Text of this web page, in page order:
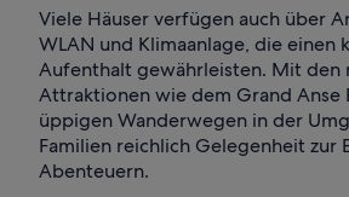
Viele Häuser verfügen auch über
WLAN und Klimaanlage, die einen
Aufenthalt gewährleisten. Mit den
Attraktionen wie dem Grand Anse
üppigen Wanderwegen in der
Familien reichlich Gelegenheit zur
Abenteuern.